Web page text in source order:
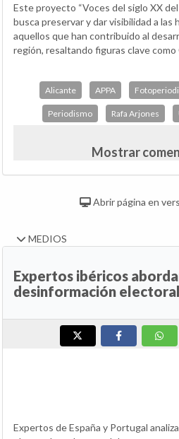
Este proyecto “Voces del siglo XX
busca preservar y dar visibilidad a
aquellos que han contribuido al
región, resaltando figuras clave como
Alicante APPA
Periodismo Rafa Arjones
Mostrar
Abrir página en
MEDIOS
Expertos ibéricos
desinformación
Expertos de España y Portugal